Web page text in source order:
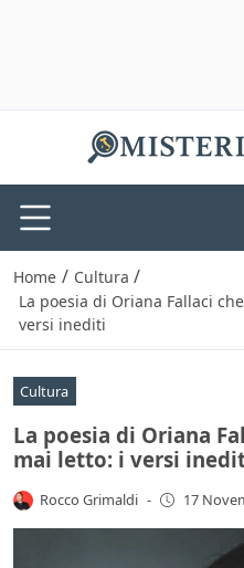
Home / Cultura /
La poesia di Oriana Fallaci
versi inediti
Cultura
La poesia di Oriana
mai letto: i versi
Rocco Grimaldi - 17